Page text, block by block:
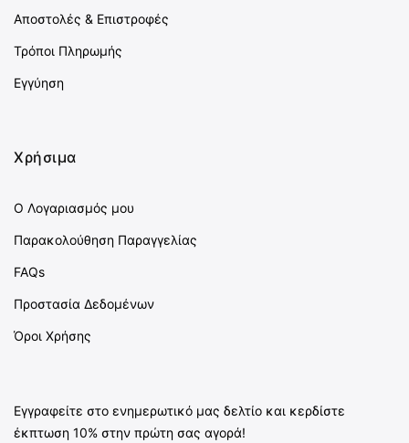
Αποστολές & Επιστροφές
Τρόποι Πληρωμής
Εγγύηση
Χρήσιμα
Ο Λογαριασμός μου
Παρακολούθηση Παραγγελίας
FAQs
Προστασία Δεδομένων
Όροι Χρήσης
Εγγραφείτε στο ενημερωτικό μας δελτίο και κερδίστε
έκπτωση 10% στην πρώτη σας αγορά!